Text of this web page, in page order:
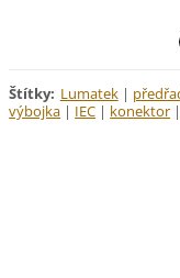
Štítky: Lumatek |
výbojka | IEC | konektor |